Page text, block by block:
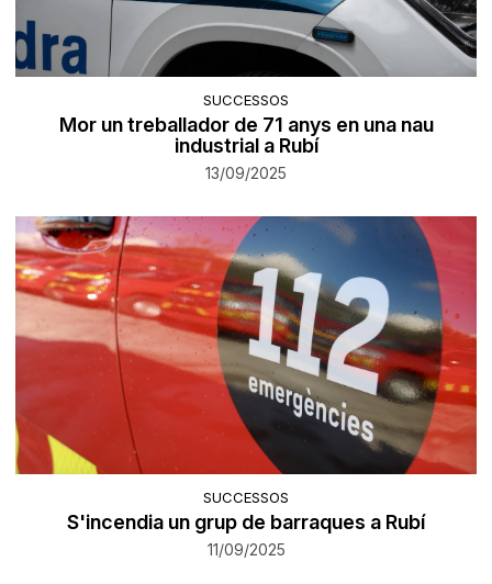
SUCCESSOS
Mor un treballador de 71 anys en una nau
industrial a Rubí
13/09/2025
SUCCESSOS
S'incendia un grup de barraques a Rubí
11/09/2025